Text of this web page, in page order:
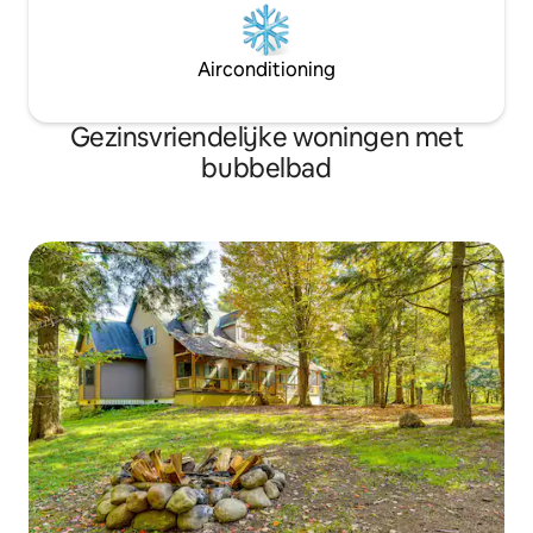
Airconditioning
Gezinsvriendelijke woningen met
bubbelbad